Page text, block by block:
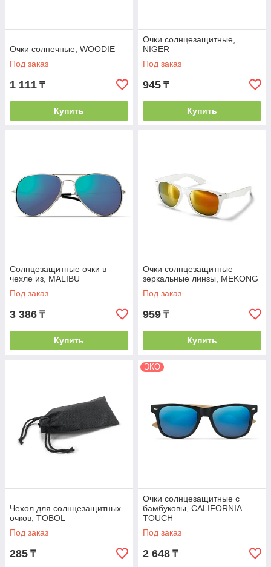
Очки солнечные, WOODIE
Под заказ
1 111 ₸
Купить
Очки солнцезащитные,
NIGER
Под заказ
945 ₸
Купить
Солнцезащитные очки в
чехле из, MALIBU
Под заказ
3 386 ₸
Купить
Очки солнцезащитные
зеркальные линзы, MEKONG
Под заказ
959 ₸
Купить
Чехол для солнцезащитных
очков, TOBOL
Под заказ
285 ₸
ЭКО
Очки солнцезащитные с
бамбуковы, CALIFORNIA
TOUCH
Под заказ
2 648 ₸